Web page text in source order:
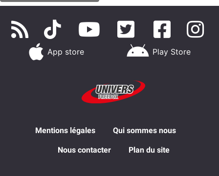
App store Play Store
Mentions légales Qui sommes nous
Nous contacter Plan du site